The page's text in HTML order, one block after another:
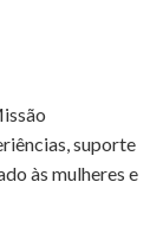
suporte
às mulheres e